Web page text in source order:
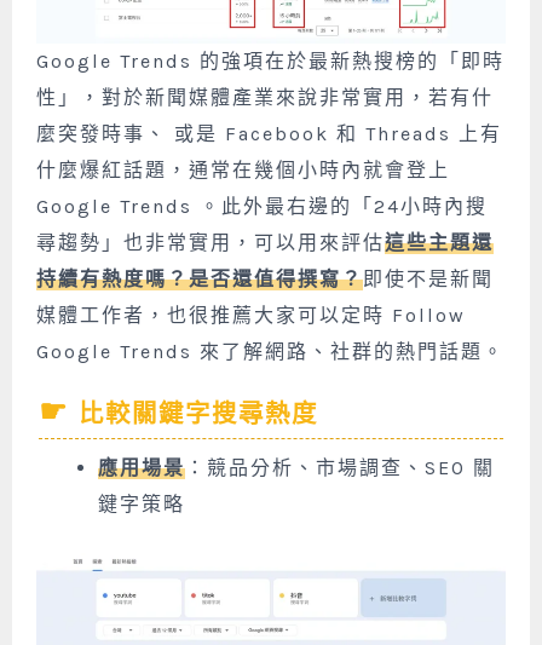
Google Trends 的強項在於最新熱搜榜的「即時
性」，對於新聞媒體產業來說非常實用，若有什
麼突發時事、 或是 Facebook 和 Threads 上有
什麼爆紅話題，通常在幾個小時內就會登上
Google Trends 。此外最右邊的「24小時內搜
尋趨勢」也非常實用，可以用來評估這些主題還
持續有熱度嗎？是否還值得撰寫？即使不是新聞
媒體工作者，也很推薦大家可以定時 Follow
Google Trends 來了解網路、社群的熱門話題。
比較關鍵字搜尋熱度
應用場景 ：競品分析、市場調查、SEO 關
鍵字策略